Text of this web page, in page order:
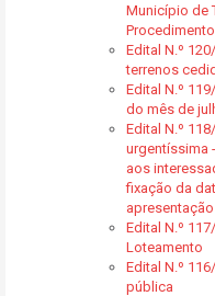
Município de
Procedimento
Edital N.º
terrenos
Edital N.º
do mês de
Edital N.º
urgentíssima
aos
fixação da
Edital N.º
Loteamento
Edital N.º
pública